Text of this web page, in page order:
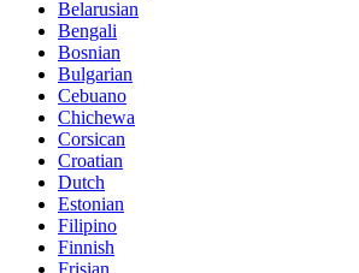
Belarusian
Bengali
Bosnian
Bulgarian
Cebuano
Chichewa
Corsican
Croatian
Dutch
Estonian
Filipino
Finnish
Frisian